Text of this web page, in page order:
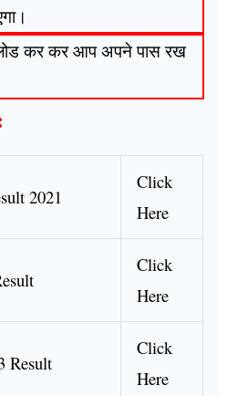
कर कर आप अपने पास रख
2021
Click
Here
Click
Here
Result
Click
Here